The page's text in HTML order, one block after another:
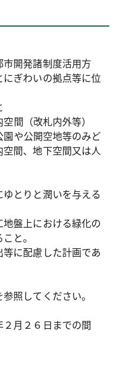
市開発諸制度活用方
ぎわいの拠点等に位
（改札内外等）
や公開空地等のみど
間、地下空間又は人
とりと潤いを与える
地盤上における緑化の
と。
等に配慮した計画であ
照してください。
月２６日までの間